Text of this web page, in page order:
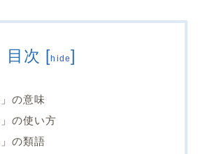
目次 [hide]
」の意味
」の使い方
」の類語